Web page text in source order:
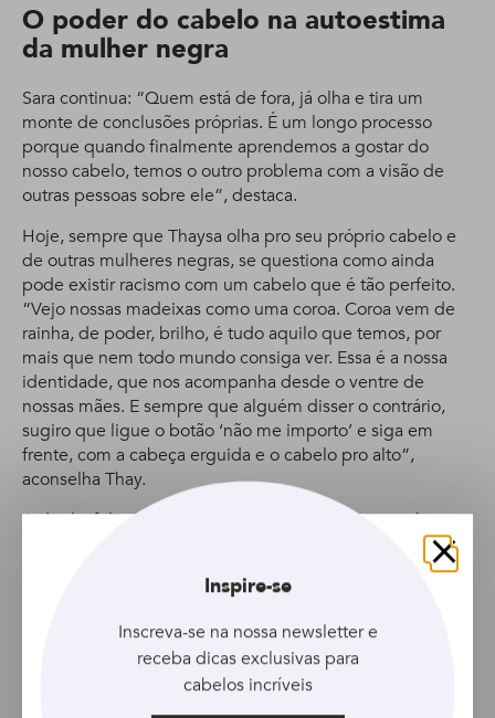
O poder do cabelo na autoestima
da mulher negra
Sara continua: “Quem está de fora, já olha e tira um
monte de conclusões próprias. É um longo processo
porque quando finalmente aprendemos a gostar do
nosso cabelo, temos o outro problema com a visão de
outras pessoas sobre ele”, destaca.
Hoje, sempre que Thaysa olha pro seu próprio cabelo e
de outras mulheres negras, se questiona como ainda
pode existir racismo com um cabelo que é tão perfeito.
“Vejo nossas madeixas como uma coroa. Coroa vem de
rainha, de poder, brilho, é tudo aquilo que temos, por
mais que nem todo mundo consiga ver. Essa é a nossa
identidade, que nos acompanha desde o ventre de
nossas mães. E sempre que alguém disser o contrário,
sugiro que ligue o botão ‘não me importo’ e siga em
frente, com a cabeça erguida e o cabelo pro alto”,
aconselha Thay.
A dupla, felizmente, mantém contato até hoje e sabem
que sempre podem contar uma com a outra. “Estamos
longe, mas ao mesmo tempo muito perto”, finaliza Sara.
*Projeto Rapunzel: apoie o trabalho de
mulheres negras!
Fechar
Inspire-se
Inscreva-se na nossa newsletter e
receba dicas exclusivas para
cabelos incríveis